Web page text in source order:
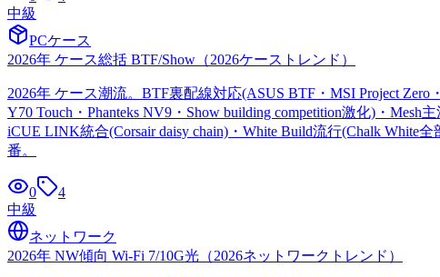
中級
PCケース
2026年 ケース総括 BTF/Show （2026ケーストレンド ）
2026年 ケース潮流。BTF裏配線対応(ASUS BTF・MSI Project Zero
Y70 Touch・Phanteks NV9・Show building competition激化)・Mesh
iCUE LINK統合(Corsair daisy chain)・White Build流行(Chalk White
番。
0
4
中級
ネットワーク
2026年 NW傾向 Wi-Fi 7/10G光 （2026ネットワークトレンド ）